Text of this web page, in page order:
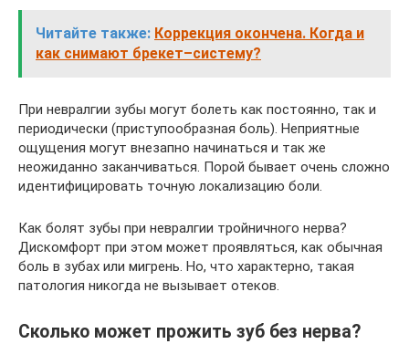
Читайте также: Коррекция окончена. Когда и
как снимают брекет–систему?
При невралгии зубы могут болеть как постоянно, так и
периодически (приступообразная боль). Неприятные
ощущения могут внезапно начинаться и так же
неожиданно заканчиваться. Порой бывает очень сложно
идентифицировать точную локализацию боли.
Как болят зубы при невралгии тройничного нерва?
Дискомфорт при этом может проявляться, как обычная
боль в зубах или мигрень. Но, что характерно, такая
патология никогда не вызывает отеков.
Сколько может прожить зуб без нерва?